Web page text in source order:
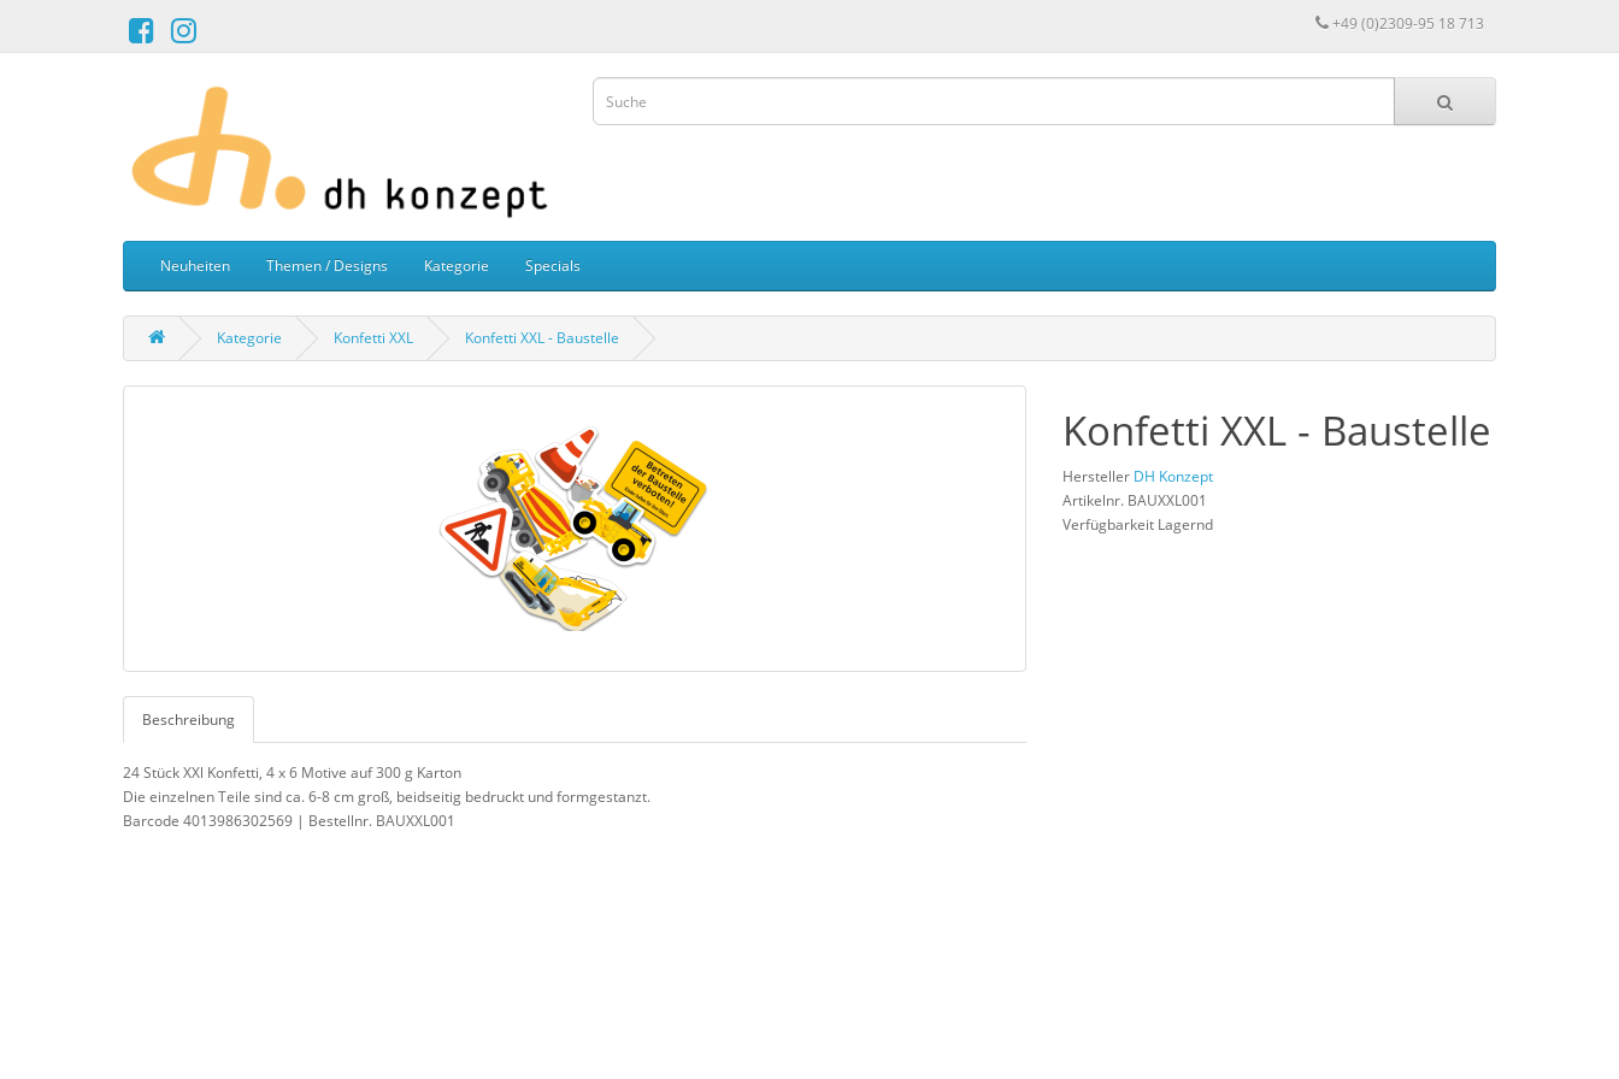
+49 (0)2309-95 18 713
Neuheiten Themen / Designs Kategorie Specials
Kategorie Konfetti XXL Konfetti XXL - Baustelle
Beschreibung
24 Stück XXl Konfetti, 4 x 6 Motive auf 300 g Karton
Die einzelnen Teile sind ca. 6-8 cm groß, beidseitig bedruckt und formgestanzt.
Barcode 4013986302569 | Bestellnr. BAUXXL001
Konfetti XXL - Baustelle
Hersteller DH Konzept
Artikelnr. BAUXXL001
Verfügbarkeit Lagernd